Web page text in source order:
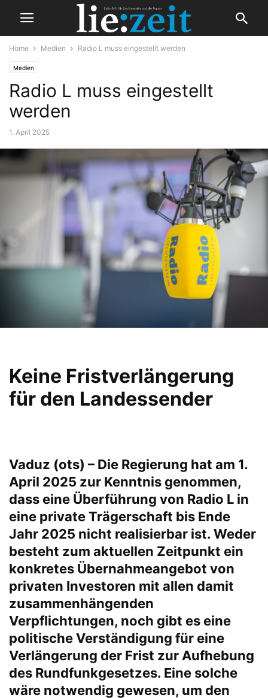
Home Medien Radio L muss eingestellt werden
Medien
Radio L muss eingestellt
werden
1. April 2025
Keine Fristverlängerung
für den Landessender
Vaduz (ots) – Die Regierung hat am 1.
April 2025 zur Kenntnis genommen,
dass eine Überführung von Radio L in
eine private Trägerschaft bis Ende
Jahr 2025 nicht realisierbar ist. Weder
besteht zum aktuellen Zeitpunkt ein
konkretes Übernahmeangebot von
privaten Investoren mit allen damit
zusammenhängenden
Verpflichtungen, noch gibt es eine
politische Verständigung für eine
Verlängerung der Frist zur Aufhebung
des Rundfunkgesetzes. Eine solche
wäre notwendig gewesen, um den